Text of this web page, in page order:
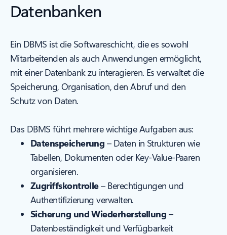
Datenbanken
Ein DBMS ist die Softwareschicht, die es sowohl
Mitarbeitenden als auch Anwendungen ermöglicht,
mit einer Datenbank zu interagieren. Es verwaltet die
Speicherung, Organisation, den Abruf und den
Schutz von Daten.
Das DBMS führt mehrere wichtige Aufgaben aus:
Datenspeicherung – Daten in Strukturen wie
Tabellen, Dokumenten oder Key-Value-Paaren
organisieren.
Zugriffskontrolle– Berechtigungen und
Authentifizierung verwalten.
Sicherung und Wiederherstellung –
Datenbeständigkeit und Verfügbarkeit